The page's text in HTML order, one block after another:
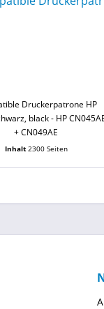
Druckerpatrone HP
black - HP
+ CN049AE
Inhalt 2300 Seiten